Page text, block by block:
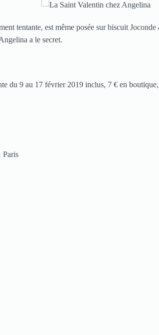
tentante, est même posée sur biscuit
a le secret.
du 9 au 17 février 2019 inclus, 7 € en
Paris